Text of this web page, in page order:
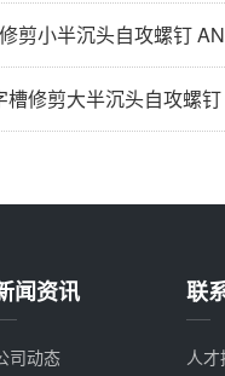
剪小半沉头自攻螺钉
修剪大半沉头自攻螺钉 ANSI
闻资讯
司动态
联
人